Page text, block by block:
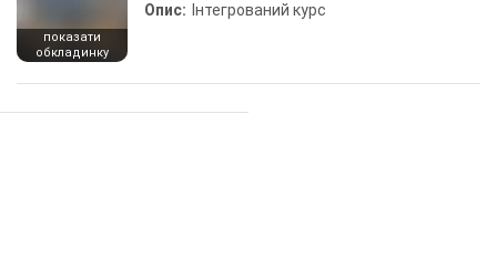
показати
обкладинку
Опис: Інтегрований курс